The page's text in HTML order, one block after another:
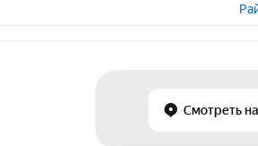
Смотреть